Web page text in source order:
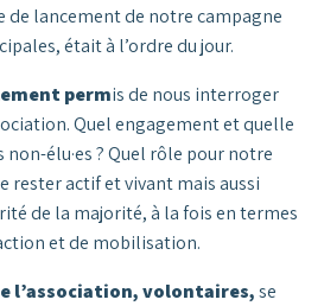
de lancement de notre campagne
était à l’ordre du jour.
permis de nous interroger
Quel engagement et quelle
élu·es ? Quel rôle pour notre
actif et vivant mais aussi
de la majorité, à la fois en termes
et de mobilisation.
l’association, volontaires,se